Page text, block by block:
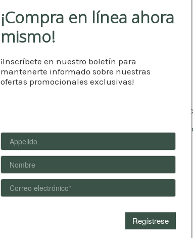
Health
¡Compra en línea ahora
mismo!
¡Inscríbete en nuestro boletín para
mantenerte informado sobre nuestras
ofertas promocionales exclusivas!